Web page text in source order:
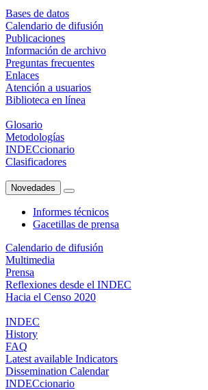
Bases de datos
Calendario de difusión
Publicaciones
Información de archivo
Preguntas frecuentes
Enlaces
Atención a usuarios
Biblioteca en línea
Glosario
Metodologías
INDECcionario
Clasificadores
Novedades
Informes técnicos
Gacetillas de prensa
Calendario de difusión
Multimedia
Prensa
Reflexiones desde el INDEC
Hacia el Censo 2020
INDEC
History
FAQ
Latest available Indicators
Dissemination Calendar
INDECcionario